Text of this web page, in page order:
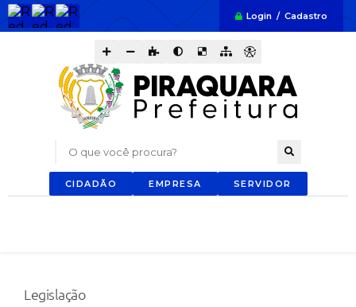
Login / Cadastro
O que você procura?
CIDADÃO EMPRESA SERVIDOR
Legislação